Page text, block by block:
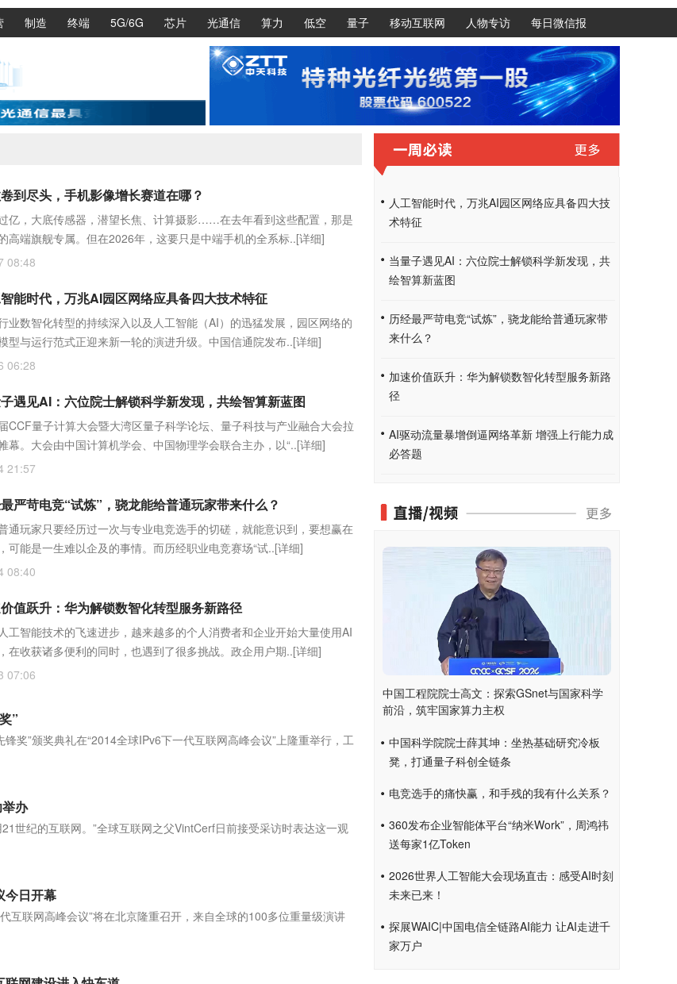
制造 终端 5G/6G 芯片 光通信 算力 低空 量子 移动互联网 人物专访 每日微信报
到尽头，手机影像增长赛道在哪？
亿，大底传感器，潜望长焦、计算摄影……在去年看到这些配置，那是
高端旗舰专属。但在2026年，这要只是中端手机的全系标..[详细]
08:48
能时代，万兆AI园区网络应具备四大技术特征
业数智化转型的持续深入以及人工智能（AI）的迅猛发展，园区网络的
型与运行范式正迎来新一轮的演进升级。中国信通院发布..[详细]
06:28
遇见AI：六位院士解锁科学新发现，共绘智算新蓝图
CCF量子计算大会暨大湾区量子科学论坛、量子科技与产业融合大会拉
幕。大会由中国计算机学会、中国物理学会联合主办，以“..[详细]
21:57
严苛电竞“试炼”，骁龙能给普通玩家带来什么？
通玩家只要经历过一次与专业电竞选手的切磋，就能意识到，要想赢在
可能是一生难以企及的事情。而历经职业电竞赛场“试..[详细]
08:40
值跃升：华为解锁数智化转型服务新路径
工智能技术的飞速进步，越来越多的个人消费者和企业开始大量使用AI
在收获诸多便利的同时，也遇到了很多挑战。政企用户期..[详细]
07:06
”
奖”颁奖典礼在“2014全球IPv6下一代互联网高峰会议”上隆重举行，工
办
世纪的互联网。”全球互联网之父VintCerf日前接受采访时表达这一观
今日开幕
互联网高峰会议”将在北京隆重召开，来自全球的100多位重量级演讲
人工智能时代，万兆AI园区网络应具备四大技
术特征
当量子遇见AI：六位院士解锁科学新发现，共
绘智算新蓝图
历经最严苛电竞“试炼”，骁龙能给普通玩家带
来什么？
加速价值跃升：华为解锁数智化转型服务新路
径
AI驱动流量暴增倒逼网络革新 增强上行能力成
必答题
中国工程院院士高文：探索GSnet与国家科学
前沿，筑牢国家算力主权
中国科学院院士薛其坤：坐热基础研究冷板
凳，打通量子科创全链条
电竞选手的痛快赢，和手残的我有什么关系？
360发布企业智能体平台“纳米Work”，周鸿祎
送每家1亿Token
2026世界人工智能大会现场直击：感受AI时刻
未来已来！
探展WAIC|中国电信全链路AI能力 让AI走进千
家万户